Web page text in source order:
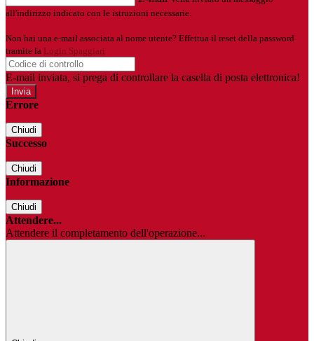
all'indirizzo indicato con le istruzioni necessarie.
Non hai una e-mail associata al nome utente? Effettua il reset della password
tramite la Login Spaggiari
E-mail inviata, si prega di controllare la casella di posta elettronica!
Errore
Chiudi
Successo
Chiudi
Informazione
Chiudi
Attendere...
Attendere il completamento dell'operazione...